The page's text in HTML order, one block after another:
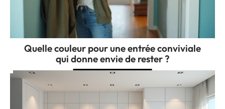
Quelle couleur pour une entrée conviviale
qui donne envie de rester ?